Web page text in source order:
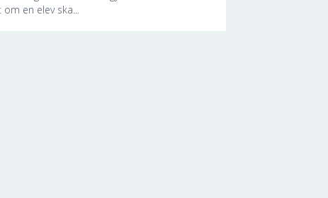
om en elev ska...